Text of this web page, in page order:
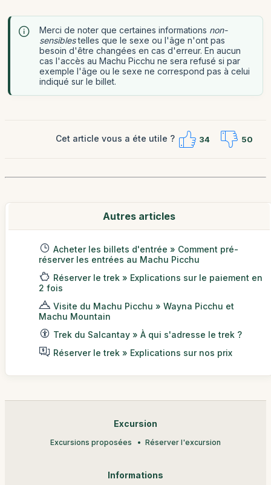
Merci de noter que certaines informations non-
sensiblestelles que le sexe ou l'âge n'ont pas
besoin d'être changées en cas d'erreur. En aucun
cas l'accès au Machu Picchu ne sera refusé si par
exemple l'âge ou le sexe ne correspond pas à celui
indiqué sur le billet.
Cet article vous a éte utile ? 34 50
Autres articles
Acheter les billets d'entrée » Comment pré-
réserver les entrées au Machu Picchu
Réserver le trek » Explications sur le paiement en
2 fois
Visite du Machu Picchu » Wayna Picchu et
Machu Mountain
Trek du Salcantay » À qui s'adresse le trek ?
Réserver le trek » Explications sur nos prix
Excursion
Excursions proposées Réserver l'excursion
Informations